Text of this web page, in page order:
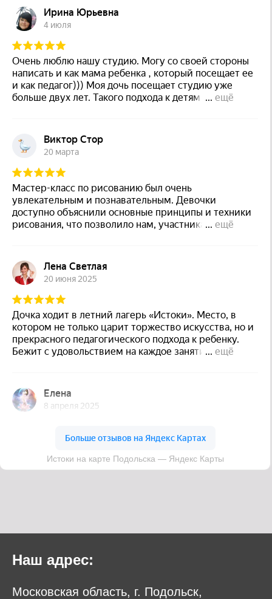
Наш адрес:
Московская область, г. Подольск,